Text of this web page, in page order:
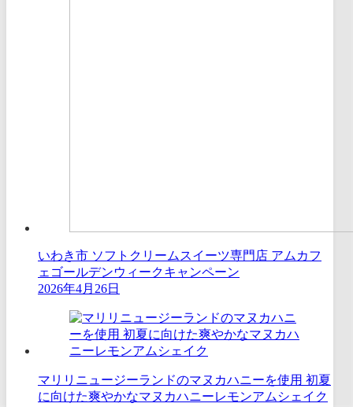
いわき市 ソフトクリームスイーツ専門店 アムカフ
ェゴールデンウィークキャンペーン
2026年4月26日
マリリニュージーランドのマヌカハニーを使用 初夏
に向けた爽やかなマヌカハニーレモンアムシェイク